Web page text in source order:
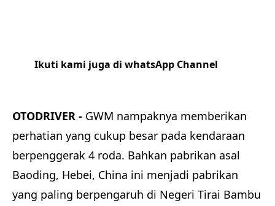
Ikuti kami juga di whatsApp Channel
OTODRIVER - GWM nampaknya memberikan
perhatian yang cukup besar pada kendaraan
berpenggerak 4 roda. Bahkan pabrikan asal
Baoding, Hebei, China ini menjadi pabrikan
yang paling berpengaruh di Negeri Tirai Bambu